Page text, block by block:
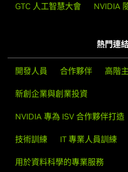
GTC 人工智慧大會 NVIDIA
熱門連
開發人員 合作夥伴 高階
新創企業與創業投資
NVIDIA 專為 ISV 合作夥伴打造
技術訓練 IT 專業人員訓練
用於資料科學的專業服務